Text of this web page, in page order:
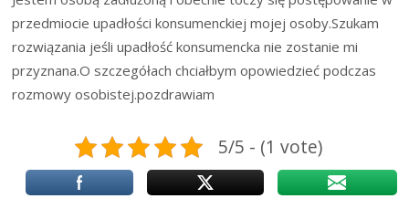
przedmiocie upadłości konsumenckiej mojej osoby.Szukam
rozwiązania jeśli upadłość konsumencka nie zostanie mi
przyznana.O szczegółach chciałbym opowiedzieć podczas
rozmowy osobistej.pozdrawiam
5/5 - (1 vote)